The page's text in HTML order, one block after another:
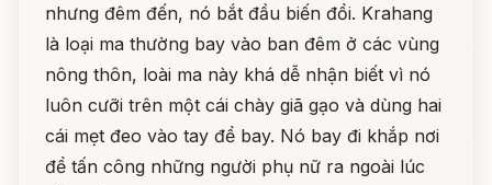
nhưng đêm đến, nó bắt đầu biến đổi. Krahang
là loại ma thường bay vào ban đêm ở các vùng
nông thôn, loài ma này khá dễ nhận biết vì nó
luôn cưỡi trên một cái chày giã gạo và dùng hai
cái mẹt đeo vào tay để bay. Nó bay đi khắp nơi
để tấn công những người phụ nữ ra ngoài lúc